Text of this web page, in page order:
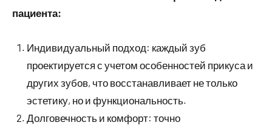
пациента:
Индивидуальный подход: каждый зуб
проектируется с учетом особенностей прикуса и
других зубов, что восстанавливает не только
эстетику, но и функциональность.
Долговечность и комфорт: точно